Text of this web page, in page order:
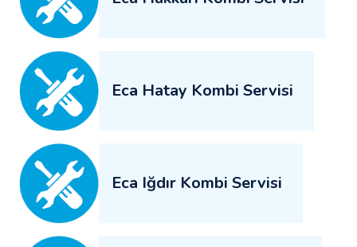
Eca Hatay Kombi Servisi
Eca Iğdır Kombi Servisi